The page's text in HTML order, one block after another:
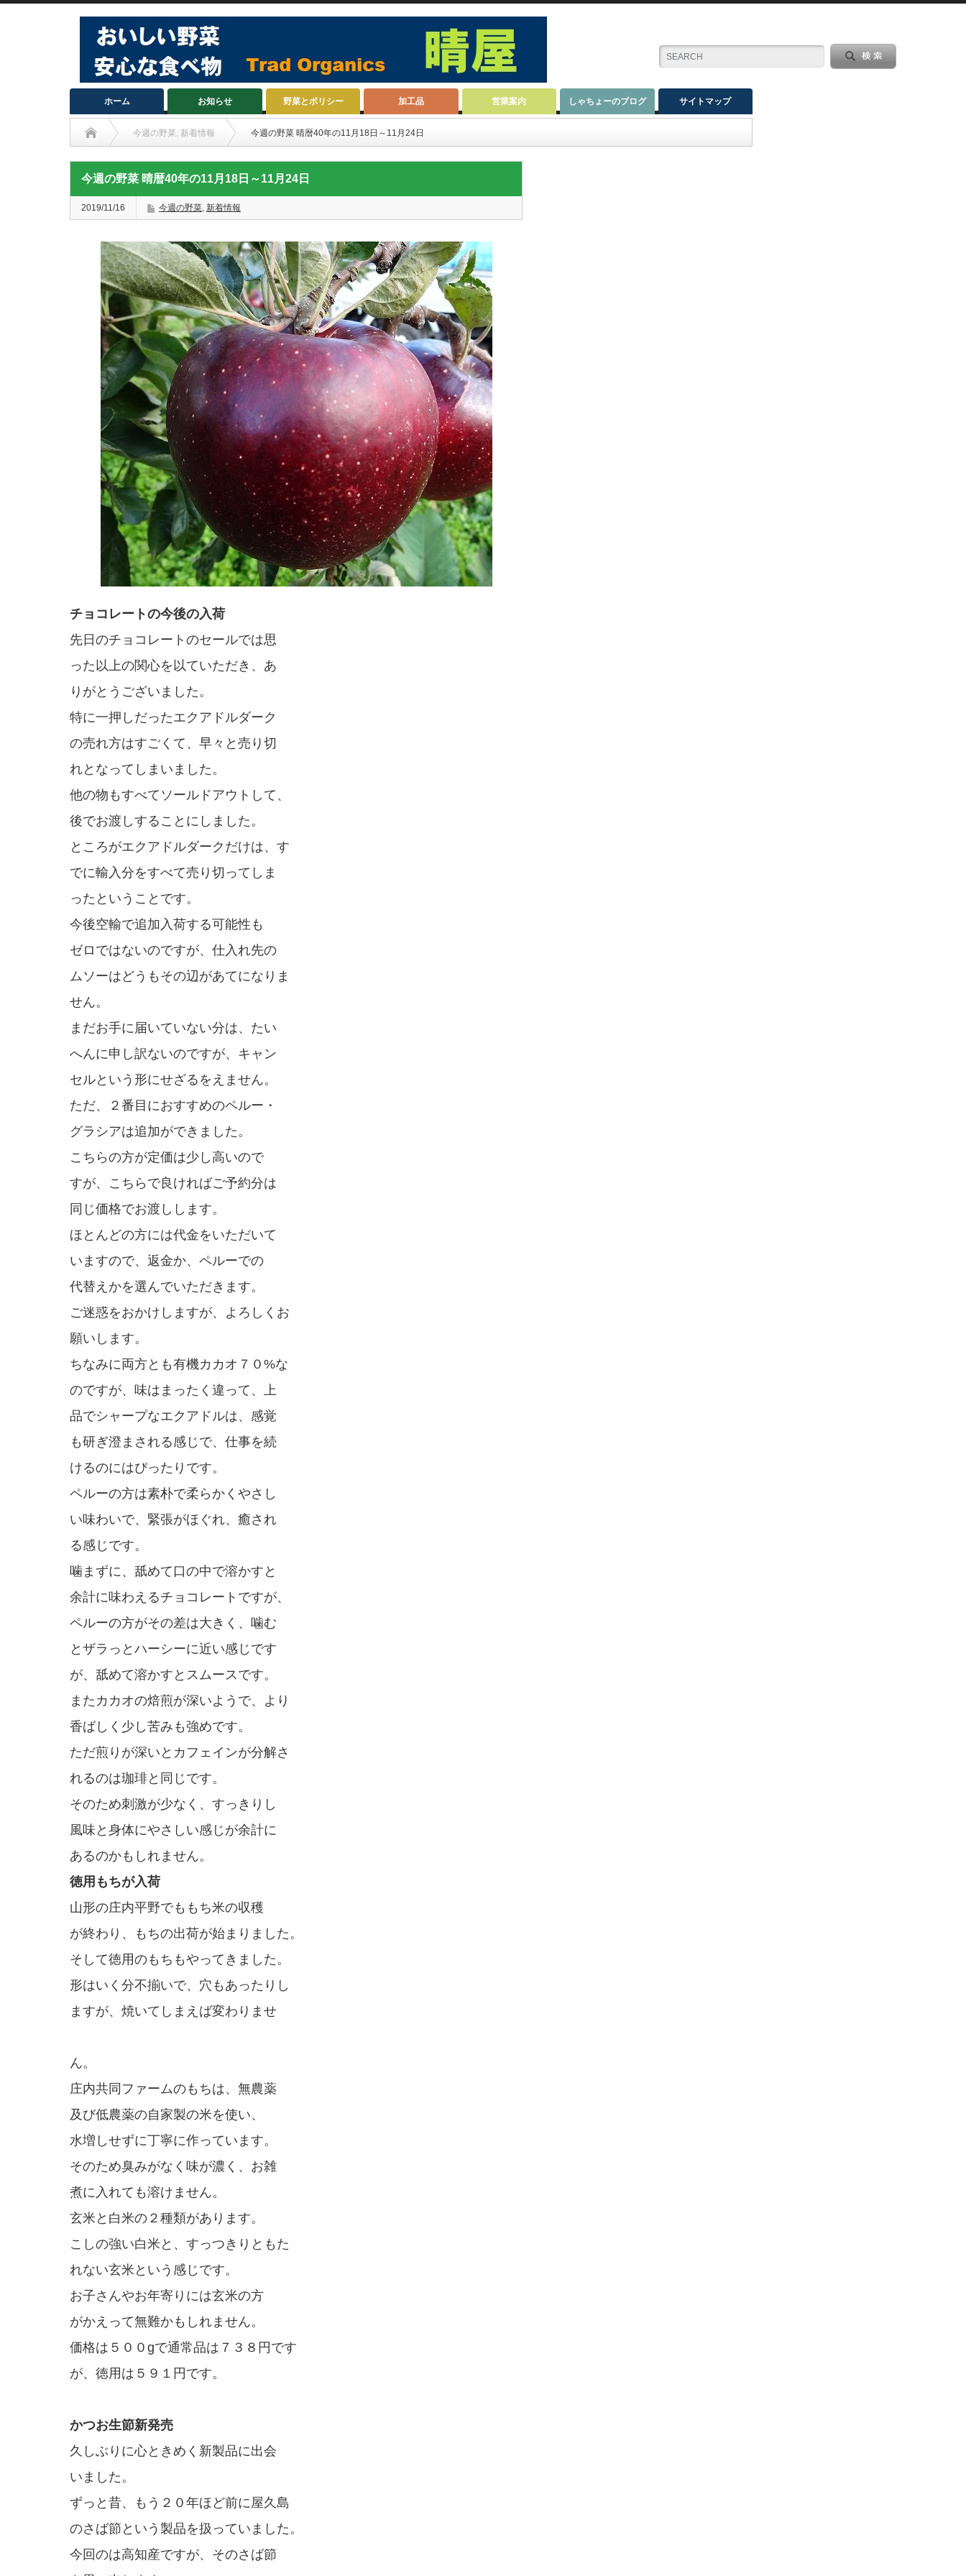
ホーム お知らせ 野菜とポリシー 加工品 営業案内 しゃちょーのブログ サイトマップ
今週の野菜, 新着情報 今週の野菜 晴暦40年の11月18日～11月24日
今週の野菜 晴暦40年の11月18日～11月24日
2019/11/16 今週の野菜, 新着情報
チョコレートの今後の入荷
先日のチョコレートのセールでは思
った以上の関心を以ていただき、あ
りがとうございました。
特に一押しだったエクアドルダーク
の売れ方はすごくて、早々と売り切
れとなってしまいました。
他の物もすべてソールドアウトして、
後でお渡しすることにしました。
ところがエクアドルダークだけは、す
でに輸入分をすべて売り切ってしま
ったということです。
今後空輸で追加入荷する可能性も
ゼロではないのですが、仕入れ先の
ムソーはどうもその辺があてになりま
せん。
まだお手に届いていない分は、たい
へんに申し訳ないのですが、キャン
セルという形にせざるをえません。
ただ、２番目におすすめのペルー・
グラシアは追加ができました。
こちらの方が定価は少し高いので
すが、こちらで良ければご予約分は
同じ価格でお渡しします。
ほとんどの方には代金をいただいて
いますので、返金か、ペルーでの
代替えかを選んでいただきます。
ご迷惑をおかけしますが、よろしくお
願いします。
ちなみに両方とも有機カカオ７０%な
のですが、味はまったく違って、上
品でシャープなエクアドルは、感覚
も研ぎ澄まされる感じで、仕事を続
けるのにはぴったりです。
ペルーの方は素朴で柔らかくやさし
い味わいで、緊張がほぐれ、癒され
る感じです。
噛まずに、舐めて口の中で溶かすと
余計に味わえるチョコレートですが、
ペルーの方がその差は大きく、噛む
とザラっとハーシーに近い感じです
が、舐めて溶かすとスムースです。
またカカオの焙煎が深いようで、より
香ばしく少し苦みも強めです。
ただ煎りが深いとカフェインが分解さ
れるのは珈琲と同じです。
そのため刺激が少なく、すっきりし
風味と身体にやさしい感じが余計に
あるのかもしれません。
徳用もちが入荷
山形の庄内平野でももち米の収穫
が終わり、もちの出荷が始まりました。
そして徳用のもちもやってきました。
形はいく分不揃いで、穴もあったりし
ますが、焼いてしまえば変わりませ
ん。
庄内共同ファームのもちは、無農薬
及び低農薬の自家製の米を使い、
水増しせずに丁寧に作っています。
そのため臭みがなく味が濃く、お雑
煮に入れても溶けません。
玄米と白米の２種類があります。
こしの強い白米と、すっつきりともた
れない玄米という感じです。
お子さんやお年寄りには玄米の方
がかえって無難かもしれません。
価格は５００gで通常品は７３８円です
が、徳用は５９１円です。
かつお生節新発売
久しぶりに心ときめく新製品に出会
いました。
ずっと昔、もう２０年ほど前に屋久島
のさば節という製品を扱っていました。
今回のは高知産ですが、そのさば節